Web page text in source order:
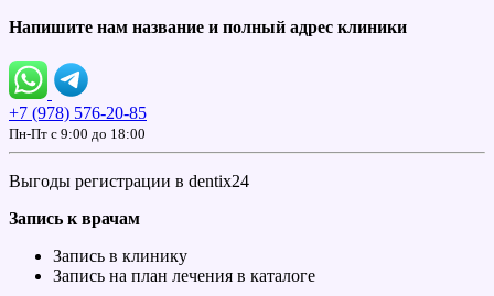
Напишите нам название и полный адрес клиники
+7 (978) 576-20-85
Пн-Пт c 9:00 до 18:00
Выгоды регистрации в dentix24
Запись к врачам
Запись в клинику
Запись на план лечения в каталоге